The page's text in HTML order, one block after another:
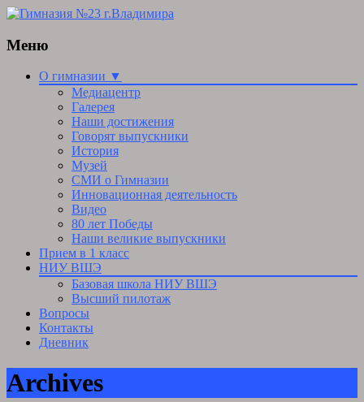
Меню
Skip
О гимназии ▼
Медиацентр
Галерея
Наши достижения
Говорят выпускники
История
Музей
СМИ о Гимназии
Инновационная деятельность
Видео
80 лет Победы
Наши великие выпускники
Прием в 1 класс
НИУ ВШЭ
Базовая школа НИУ ВШЭ
Высший пилотаж
Вопросы
Контакты
Дневник
Archives